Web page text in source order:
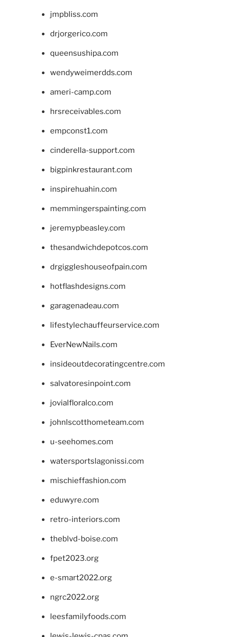
jmpbliss.com
drjorgerico.com
queensushipa.com
wendyweimerdds.com
ameri-camp.com
hrsreceivables.com
empconst1.com
cinderella-support.com
bigpinkrestaurant.com
inspirehuahin.com
memmingerspainting.com
jeremypbeasley.com
thesandwichdepotcos.com
drgiggleshouseofpain.com
hotflashdesigns.com
garagenadeau.com
lifestylechauffeurservice.com
EverNewNails.com
insideoutdecoratingcentre.com
salvatoresinpoint.com
jovialfloralco.com
johnlscotthometeam.com
u-seehomes.com
watersportslagonissi.com
mischieffashion.com
eduwyre.com
retro-interiors.com
theblvd-boise.com
fpet2023.org
e-smart2022.org
ngrc2022.org
leesfamilyfoods.com